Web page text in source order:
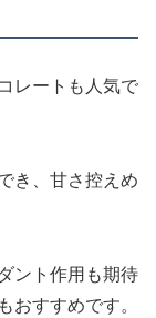
レートも人気で
き、甘さ控えめ
ント作用も期待
おすすめです。